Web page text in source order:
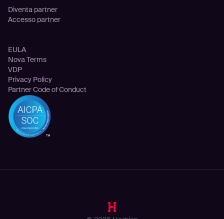
Diventa partner
Accesso partner
EULA
Nova Terms
VDP
Privacy Policy
Partner Code of Conduct